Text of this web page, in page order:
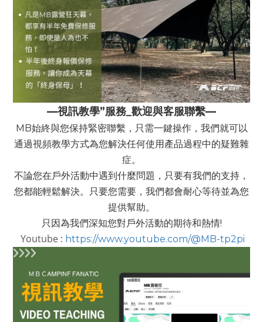
—視訊教學”服務_歡迎與客服聯繫—
MB始終與您保持緊密聯繫，只需一鍵操作，我們就可以
通過視頻教學方式為您解決任何使用產品過程中的疑難雜
症。
不論您在戶外活動中遇到什麼問題，只要有我們的支持，
您都能輕鬆解決。只要您需要，我們都會耐心等待並為您
提供幫助。
只因為我們深知您對戶外活動的期待和熱情!
Youtube : https://www.youtube.com/@MB-tp2pi